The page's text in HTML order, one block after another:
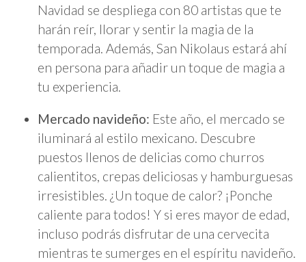
Navidad se despliega con 80 artistas que te
harán reír, llorar y sentir la magia de la
temporada. Además, San Nikolaus estará ahí
en persona para añadir un toque de magia a
tu experiencia.
Mercado navideño: Este año, el mercado se
iluminará al estilo mexicano. Descubre
puestos llenos de delicias como churros
calientitos, crepas deliciosas y hamburguesas
irresistibles. ¿Un toque de calor? ¡Ponche
caliente para todos! Y si eres mayor de edad,
incluso podrás disfrutar de una cervecita
mientras te sumerges en el espíritu navideño.